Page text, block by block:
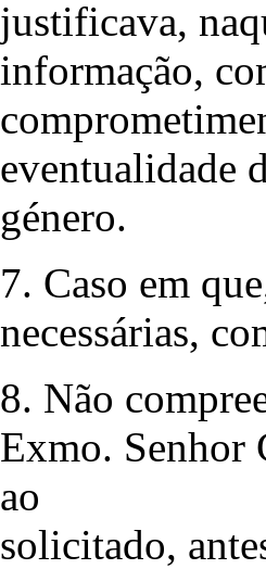
justificava,
informação,
eventualidade
género.
7. Caso em
necessárias,
8. Não
Exmo. Senhor
ao
solicitado,